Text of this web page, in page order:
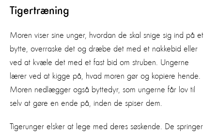
Tigertræning
Moren viser sine unger, hvordan de skal snige sig ind på et
bytte, overraske det og dræbe det med et nakkebid eller
ved at kvæle det med et fast bid om struben. Ungerne
lærer ved at kigge på, hvad moren gør og kopiere hende.
Moren nedlægger også byttedyr, som ungerne får lov til
selv at gøre en ende på, inden de spiser dem.
Tigerunger elsker at lege med deres søskende. De springer